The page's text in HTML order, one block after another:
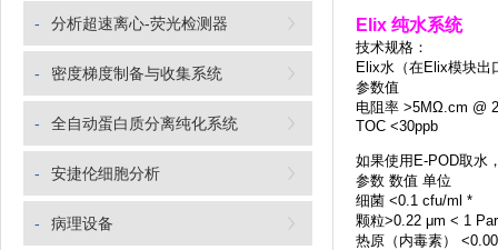
- 分析超速离心-荧光检测器
- 密度梯度制备与收集系统
- 全自动蛋白质分离纯化系统
- 安捷伦细胞分析
- 病理设备
Elix 纯水系统
技术规格：
Elix水（在Elix模块出
参数值
电阻率 >5MΩ.cm @
TOC <30ppb
如果使用E-POD取水
参数 数值 单位
细菌 <0.1 cfu/ml *
颗粒>0.22 μm < 1
热原（内毒素）